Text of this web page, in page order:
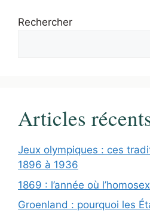
Rechercher
Articles
Jeux olympiques : ces
1896 à 1936
1869 : l’année où
Groenland : pourquoi les